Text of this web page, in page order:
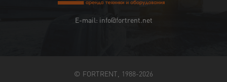
E-mail: info@fortrent.net
© FORTRENT, 1988-2026